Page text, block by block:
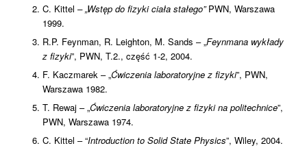
C. Kittel – „Wstęp do fizyki ciała stałego”PWN, Warszawa
1999.
R.P. Feynman, R. Leighton, M. Sands – „Feynmana wykłady
z fizyki”, PWN, T.2., część 1-2, 2004.
F. Kaczmarek – „Ćwiczenia laboratoryjne z fizyki”, PWN,
Warszawa 1982.
T. Rewaj – „Ćwiczenia laboratoryjne z fizyki na politechnice”,
PWN, Warszawa 1974.
C. Kittel – “Introduction to Solid State Physics”, Wiley, 2004.